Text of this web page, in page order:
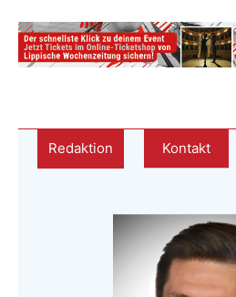
Redaktion Kontakt